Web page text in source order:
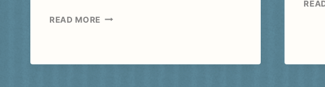
READ MORE SANTA